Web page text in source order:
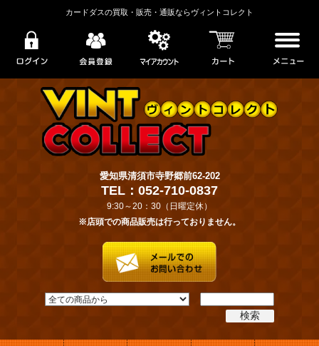
カードダスの買取・販売・通販ならヴィントコレクト
愛知県清須市寺野郷前62-202
TEL：052-710-0837
9:30～20：30（日曜定休）
※店頭での商品販売は行っておりません。